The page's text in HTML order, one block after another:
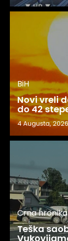
BiH
Novi vreli
do 42
4 Augusta, 2026
Crna hronika
Teška